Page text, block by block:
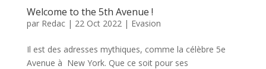
Welcome to the 5th Avenue !
par Redac| 22 Oct 2022| Evasion
Il est des adresses mythiques, comme la célèbre 5e
Avenue à New York. Que ce soit pour ses